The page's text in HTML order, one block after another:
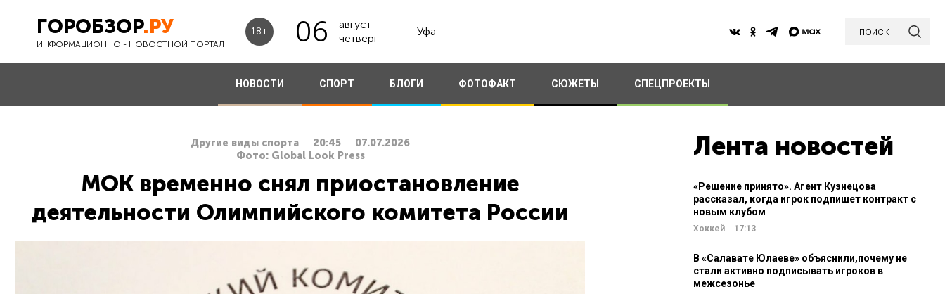
ГОРОБЗОР.РУ
ИНФОРМАЦИОННО - НОВОСТНОЙ ПОРТАЛ
18+ 06
август
четверг
Уфа поиск
НОВОСТИ СПОРТ БЛОГИ ФОТОФАКТ СЮЖЕТЫ СПЕЦПРОЕКТЫ
Другие виды спорта 20:45
07.07.2026
Фото: Global Look Press
МОК временно снял приостановление
деятельности Олимпийского комитета России
Лента новостей
«Решение принято». Агент Кузнецова
рассказал, когда игрок подпишет контракт с
новым клубом
Хоккей 17:13
В «Салавате Юлаеве» объяснили,почему не
стали активно подписывать игроков в
межсезонье